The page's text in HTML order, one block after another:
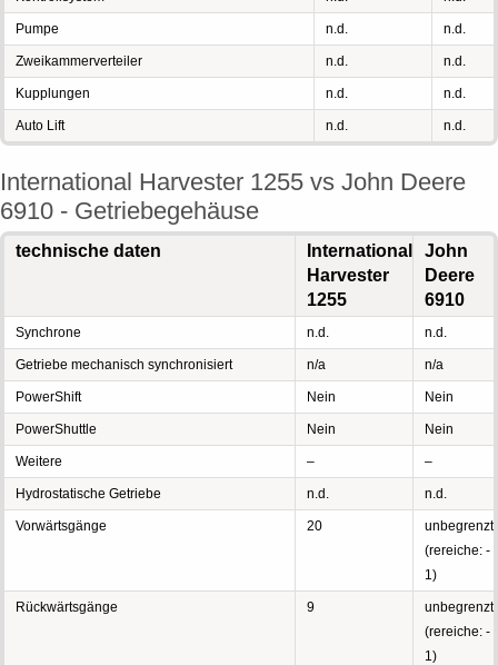
Pumpe n.d. n.d.
Zweikammerverteiler n.d. n.d.
Kupplungen n.d. n.d.
Auto Lift n.d. n.d.
International Harvester 1255 vs John Deere
6910 - Getriebegehäuse
technische daten
International
Harvester
1255
John
Deere
6910
Synchrone n.d. n.d.
Getriebe mechanisch synchronisiert n/a n/a
PowerShift Nein Nein
PowerShuttle Nein Nein
Weitere – –
Hydrostatische Getriebe n.d. n.d.
Vorwärtsgänge 20
unbegrenzt
(rereiche: -
1)
Rückwärtsgänge 9
unbegrenzt
(rereiche: -
1)